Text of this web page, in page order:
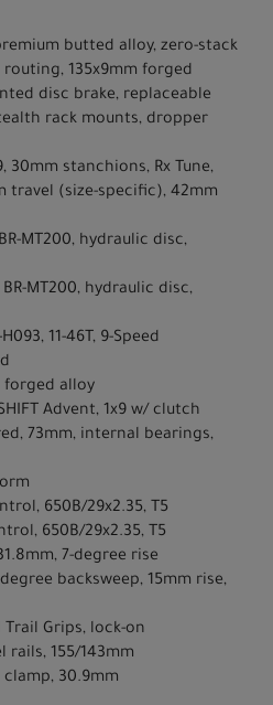
butted alloy, zero-stack
135x9mm forged
disc brake, replaceable
rack mounts, dropper
30mm stanchions, Rx Tune,
travel (size-specific), 42mm
MT200, hydraulic disc,
MT200, hydraulic disc,
11-46T, 9-Speed
forged alloy
Advent, 1x9 w/ clutch
73mm, internal bearings,
650B/29x2.35, T5
650B/29x2.35, T5
7-degree rise
backsweep, 15mm rise,
Trail Grips, lock-on
rails, 155/143mm
clamp, 30.9mm